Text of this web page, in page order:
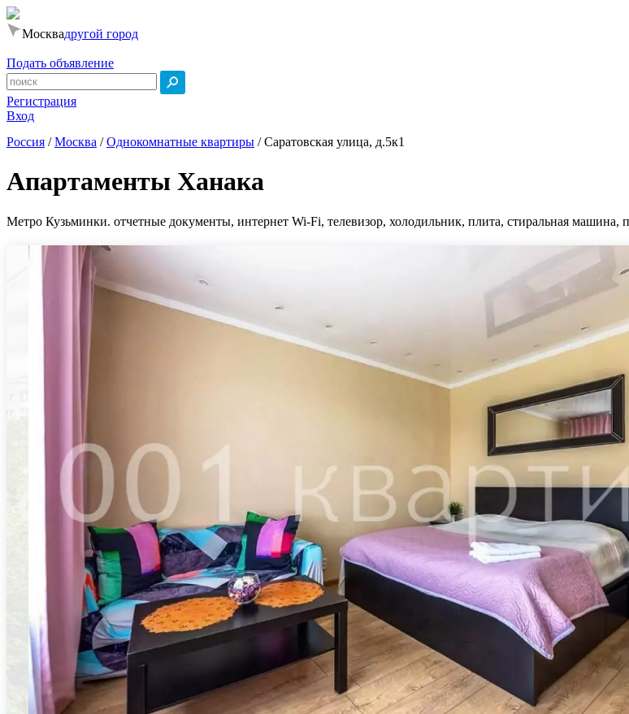
Москвадругой город
Подать объявление
Регистрация
Вход
Россия /Москва /Однокомнатные квартиры /Саратовская улица, д.5к1
Апартаменты Ханака
Метро Кузьминки. отчетные документы, интернет Wi-Fi, телевизор, холодильник, плита, стиральная машина,